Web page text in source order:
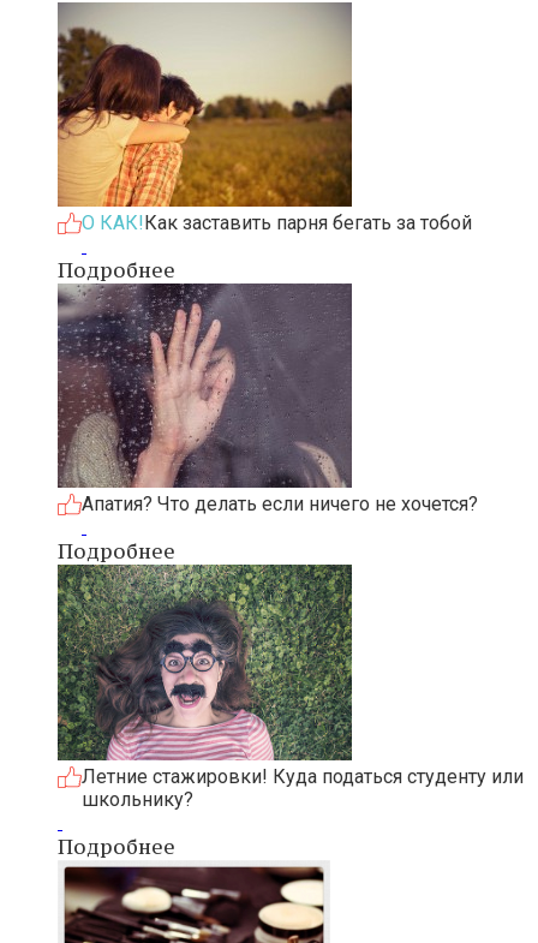
О КАК!Как заставить парня бегать за тобой
Подробнее
Апатия? Что делать если ничего не хочется?
Подробнее
Летние стажировки! Куда податься студенту или
школьнику?
Подробнее